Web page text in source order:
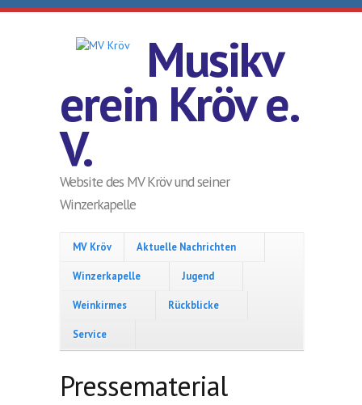
Direkt zum Inhalt
Musikv
erein Kröv e.
V.
Website des MV Kröv und seiner
Winzerkapelle
MV Kröv Aktuelle Nachrichten
Winzerkapelle Jugend
Weinkirmes Rückblicke
Service
Pressematerial